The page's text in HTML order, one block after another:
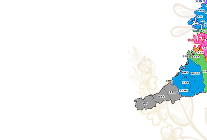
く存じます。 制作スタート後は返金不
日間近の場合はメール、LINEでは確認が
込手数料はお客様負担となります。